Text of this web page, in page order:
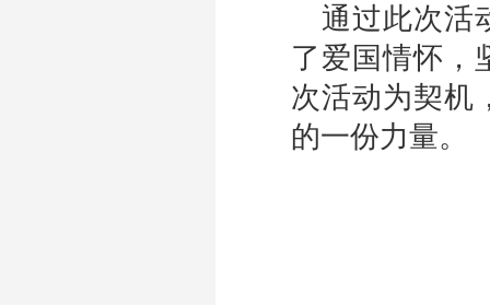
通过此次活
了爱国情怀，
次活动为契机
的一份力量。